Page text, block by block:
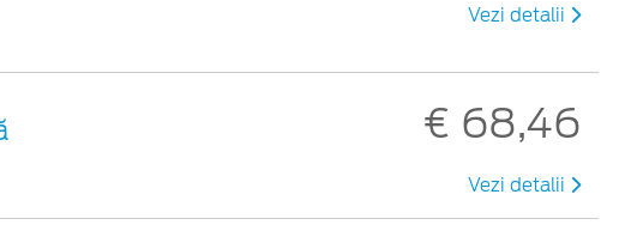
Vezi detalii
€ 68,46
Vezi detalii